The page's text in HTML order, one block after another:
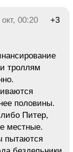
окт, 00:20 +3
троллям
половины.
Питер,
местные.
пытаются